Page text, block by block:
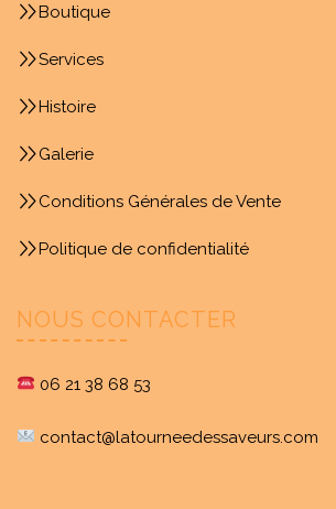
Boutique
Services
Histoire
Galerie
Conditions Générales de Vente
Politique de confidentialité
NOUS CONTACTER
06 21 38 68 53
contact@latourneedessaveurs.com